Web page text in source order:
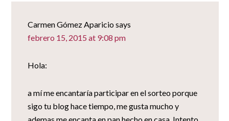
Carmen Gómez Apariciosays
febrero 15, 2015 at 9:08 pm
Hola:
a mí me encantaría participar en el sorteo porque
sigo tu blog hace tiempo, me gusta mucho y